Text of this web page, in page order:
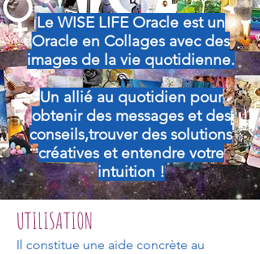
Le WISE LIFE Oracle est un
Oracle en Collages avec des
images de la vie quotidienne.
Un allié au quotidien pour
obtenir des messages et des
conseils,trouver des solutions
créatives et entendre votre
intuition !
UTILISATION
Il constitue une aide concrète au